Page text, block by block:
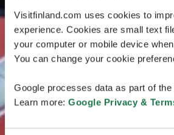
Visitfinland.com uses cookies to
experience. Cookies are small text
your computer or mobile device
You can change your cookie
Google processes data as part of
Learn more: Google Privacy &